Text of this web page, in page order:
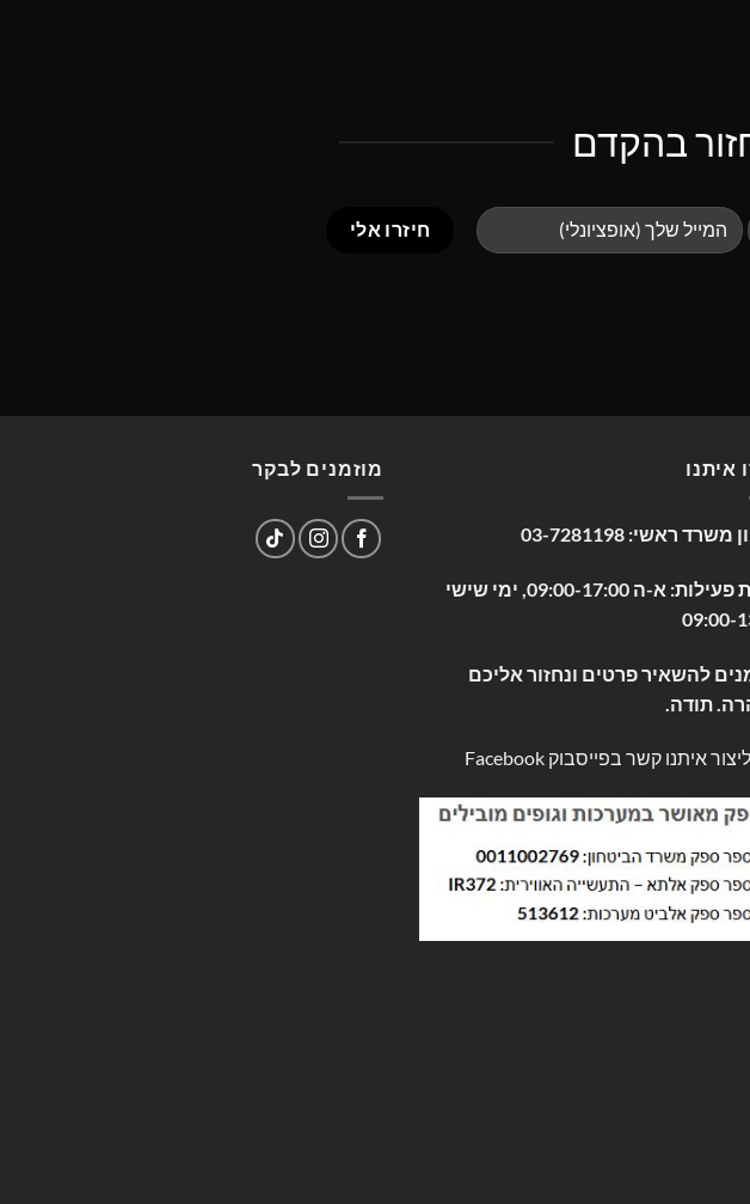
בהקדם
איתנו
משרד ראשי: 03-7281198
שעות פעילות: א-ה 09:00-17:00, ימי שישי
09:00-
להשאיר פרטים ונחזור אליכם
תודה.
ליצור איתנו קשר בפייסבוק Facebook
מוזמנים לבקר